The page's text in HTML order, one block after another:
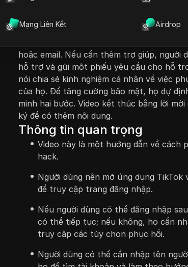
Mạng Liên Kết Airdrop
dụng TikTok và điều hướng đến trang
thử đăng nhập và, nếu không thành công,
phục tài khoản của bạn' bằng cách chạm
hoặc email. Nếu cần thêm trợ giúp, người
hỗ trợ và gửi một phiếu yêu cầu cho hỗ
nói chia sẻ kinh nghiệm cá nhân về việc
của họ. Để tăng cường bảo mật, họ dự
minh hai bước. Video kết thúc bằng lời
ký để có thêm nội dung.
Thông tin quan trọng
Video này là một hướng dẫn về cách
hack.
Người dùng nên mở ứng dụng
để truy cập trang đăng nhập.
Nếu người dùng có thể đăng nhập
có thể tiếp tục; nếu không, họ cần
truy cập các tùy chọn phục hồi.
Người dùng có thể cần nhập tên